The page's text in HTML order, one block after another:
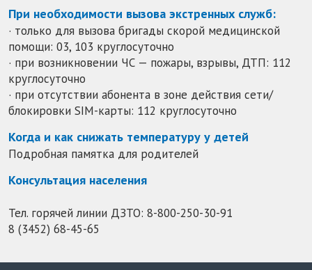
При необходимости вызова экстренных служб:
· только для вызова бригады скорой медицинской
помощи: 03, 103 круглосуточно
· при возникновении ЧС — пожары, взрывы, ДТП: 112
круглосуточно
· при отсутствии абонента в зоне действия сети/
блокировки SIM-карты: 112 круглосуточно
Когда и как снижать температуру у детей
Подробная памятка для родителей
Консультация населения
Тел. горячей линии ДЗТО: 8-800-250-30-91
8 (3452) 68-45-65